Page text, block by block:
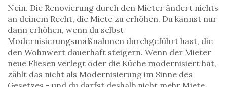
Nein. Die Renovierung durch den Mieter ändert nichts
an deinem Recht, die Miete zu erhöhen. Du kannst nur
dann erhöhen, wenn du selbst
Modernisierungsmaßnahmen durchgeführt hast, die
den Wohnwert dauerhaft steigern. Wenn der Mieter
neue Fliesen verlegt oder die Küche modernisiert hat,
zählt das nicht als Modernisierung im Sinne des